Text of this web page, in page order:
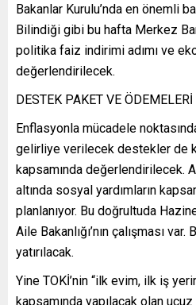
Bakanlar Kurulu’nda en önemli
Bilindiği gibi bu hafta Merkez
politika faiz indirimi adımı ve
değerlendirilecek.
DESTEK PAKET VE ÖDEMELERİ
Enflasyonla mücadele
gelirliye verilecek destekler de
kapsamında değerlendirilecek.
altında sosyal yardımların
planlanıyor. Bu doğrultuda
Aile Bakanlığı’nın çalışması
yatırılacak.
Yine TOKİ’nin “ilk evim, ilk iş
kapsamında yapılacak olan